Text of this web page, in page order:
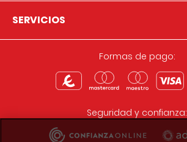
SERVICIOS
Formas de pago:
Seguridad y confianza: